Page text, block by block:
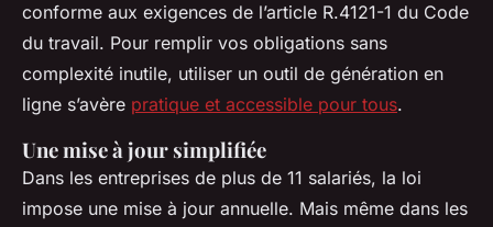
conforme aux exigences de l’article R.4121-1 du Code
du travail. Pour remplir vos obligations sans
complexité inutile, utiliser un outil de génération en
ligne s’avère pratique et accessible pour tous.
Une mise à jour simplifiée
Dans les entreprises de plus de 11 salariés, la loi
impose une mise à jour annuelle. Mais même dans les